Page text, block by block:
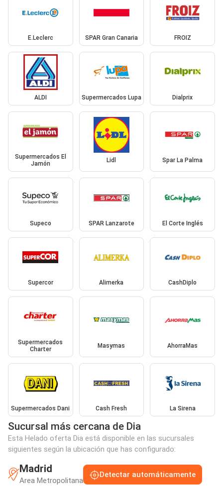
E.Leclerc SPAR Gran Canaria FROIZ
ALDI Supermercados Lupa Dialprix
Supermercados El
Jamón
Lidl Spar La Palma
Supeco SPAR Lanzarote El Corte Inglés
Supercor Alimerka CashDiplo
Supermercados
Charter
Masymas AhorraMas
Supermercados Dani Cash Fresh La Sirena
Sucursal más cercana de Dia
Esta Helado oferta Dia está disponible en las sucursales
siguientes según la ubicación que has configurado:
Madrid
Area Metropolitana
Detectar automáticamente